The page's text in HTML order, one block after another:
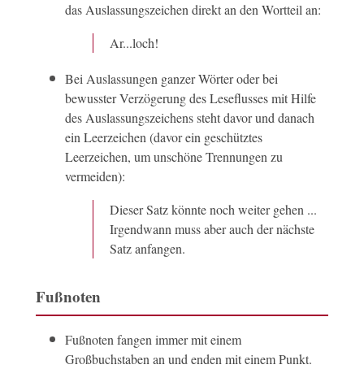
das Auslassungszeichen direkt an den Wortteil an:
Ar...loch!
Bei Auslassungen ganzer Wörter oder bei
bewusster Verzögerung des Leseflusses mit Hilfe
des Auslassungszeichens steht davor und danach
ein Leerzeichen (davor ein geschütztes
Leerzeichen, um unschöne Trennungen zu
vermeiden):
Dieser Satz könnte noch weiter gehen ...
Irgendwann muss aber auch der nächste
Satz anfangen.
Fußnoten
Fußnoten fangen immer mit einem
Großbuchstaben an und enden mit einem Punkt.